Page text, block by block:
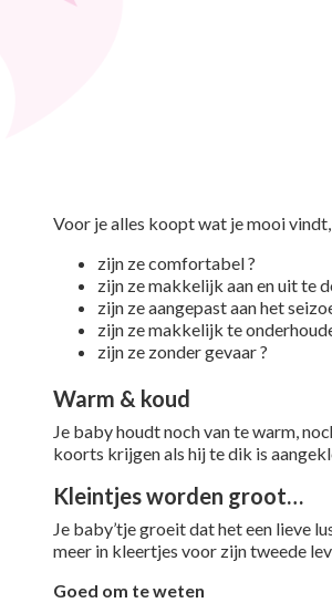
Voor je alles koopt wat je mooi
zijn ze comfortabel ?
zijn ze makkelijk aan en uit te
zijn ze aangepast aan het
zijn ze makkelijk te
zijn ze zonder gevaar ?
Warm & koud
Je baby houdt noch van te warm,
koorts krijgen als hij te dik is
Kleintjes worden groot…
Je baby’tje groeit dat het een lieve
meer in kleertjes voor zijn tweede
Goed om te weten